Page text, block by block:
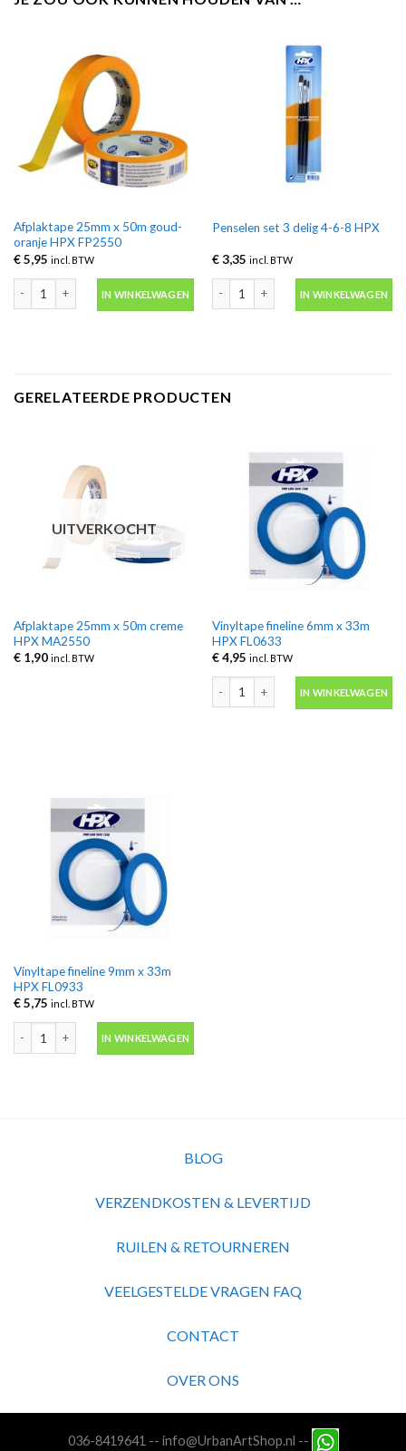
Afplaktape 25mm x 50m goud-
oranje HPX FP2550
€5,95 incl. BTW
IN WINKELWAGEN
Penselen set 3 delig 4-6-8 HPX
€3,35 incl. BTW
IN WINKELWAGEN
GERELATEERDE PRODUCTEN
UITVERKOCHT
Afplaktape 25mm x 50m creme
HPX MA2550
€1,90 incl. BTW
Vinyltape fineline 6mm x 33m
HPX FL0633
€4,95 incl. BTW
Vinyltape fineline 6mm x 33m HPX
IN WINKELWAGEN
Vinyltape fineline 9mm x 33m
HPX FL0933
€5,75 incl. BTW
IN WINKELWAGEN
BLOG
VERZENDKOSTEN & LEVERTIJD
RUILEN & RETOURNEREN
VEELGESTELDE VRAGEN FAQ
CONTACT
OVER ONS
036-8419641 -- info@UrbanArtShop.nl --